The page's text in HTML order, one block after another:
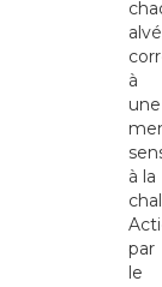
à
une
à la
par
le